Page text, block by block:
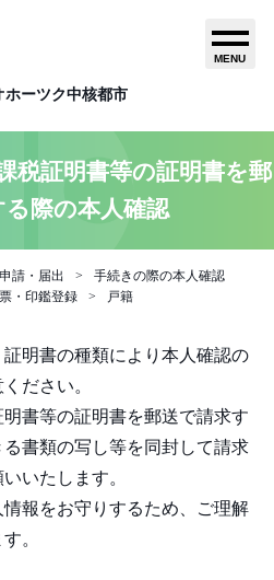
ホーツク中核都市
MENU
税証明書等の証明書を郵
際の本人確認
申請・届出
手続きの際の本人確認
・印鑑登録 戸籍
明書の種類により本人確認の
ださい。
書等の証明書を郵送で請求す
書類の写し等を同封して請求
いたします。
報をお守りするため、ご理解
。